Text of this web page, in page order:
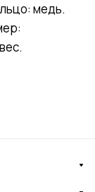
медь.